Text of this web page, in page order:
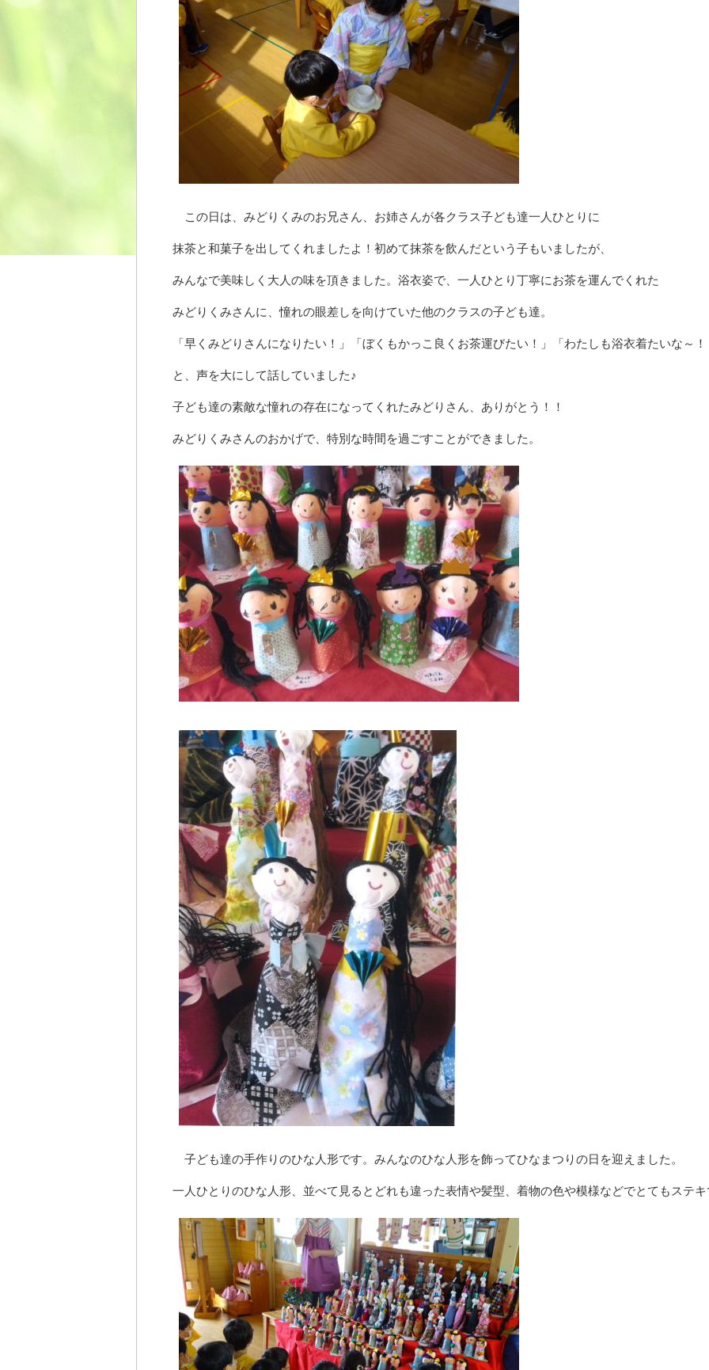
この日は、みどりくみのお兄さん、お姉さんが各クラス子ども達一人ひとりに
抹茶と和菓子を出してくれましたよ！初めて抹茶を飲んだという子もいましたが、
みんなで美味しく大人の味を頂きました。浴衣姿で、一人ひとり丁寧にお茶を運んでくれた
みどりくみさんに、憧れの眼差しを向けていた他のクラスの子ども達。
「早くみどりさんになりたい！」「ぼくもかっこ良くお茶運びたい！」「わたしも浴衣着たいな～
と、声を大にして話していました♪
子ども達の素敵な憧れの存在になってくれたみどりさん、ありがとう！！
みどりくみさんのおかげで、特別な時間を過ごすことができました。
子ども達の手作りのひな人形です。みんなのひな人形を飾ってひなまつりの日を迎えました。
一人ひとりのひな人形、並べて見るとどれも違った表情や髪型、着物の色や模様などでとてもステ